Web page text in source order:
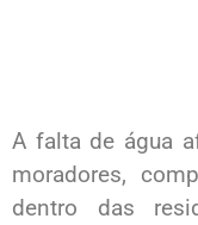
A falta de água
moradores,
dentro das